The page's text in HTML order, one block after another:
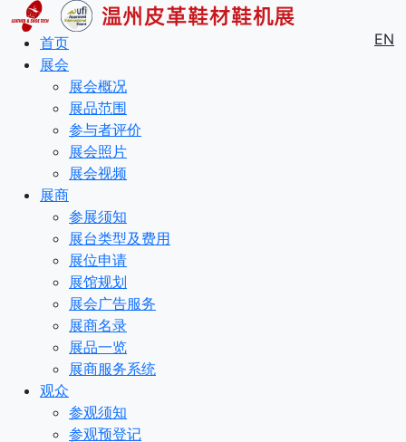
EN
首页
展会
展会概况
展品范围
参与者评价
展会照片
展会视频
展商
参展须知
展台类型及费用
展位申请
展馆规划
展会广告服务
展商名录
展品一览
展商服务系统
观众
参观须知
参观预登记